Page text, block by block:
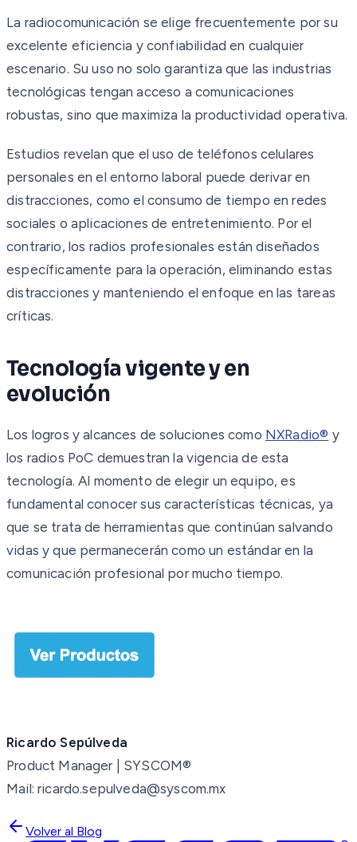
La radiocomunicación se elige frecuentemente por su
excelente eficiencia y confiabilidad en cualquier
escenario. Su uso no solo garantiza que las industrias
tecnológicas tengan acceso a comunicaciones
robustas, sino que maximiza la productividad operativa.
Estudios revelan que el uso de teléfonos celulares
personales en el entorno laboral puede derivar en
distracciones, como el consumo de tiempo en redes
sociales o aplicaciones de entretenimiento. Por el
contrario, los radios profesionales están diseñados
específicamente para la operación, eliminando estas
distracciones y manteniendo el enfoque en las tareas
críticas.
Tecnología vigente y en
evolución
Los logros y alcances de soluciones como NXRadio® y
los radios PoC demuestran la vigencia de esta
tecnología. Al momento de elegir un equipo, es
fundamental conocer sus características técnicas, ya
que se trata de herramientas que continúan salvando
vidas y que permanecerán como un estándar en la
comunicación profesional por mucho tiempo.
Ricardo Sepúlveda
Product Manager | SYSCOM®
Mail: ricardo.sepulveda@syscom.mx
Volver al Blog